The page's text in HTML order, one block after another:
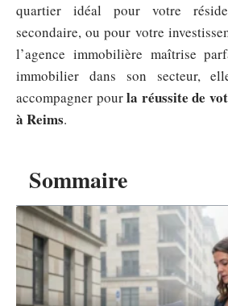
Sommaire
quartier idéal pour votre
secondaire, ou pour votre
l’agence immobilière maîtrise
immobilier dans son secteur,
accompagner pourla réussite de
à Reims.